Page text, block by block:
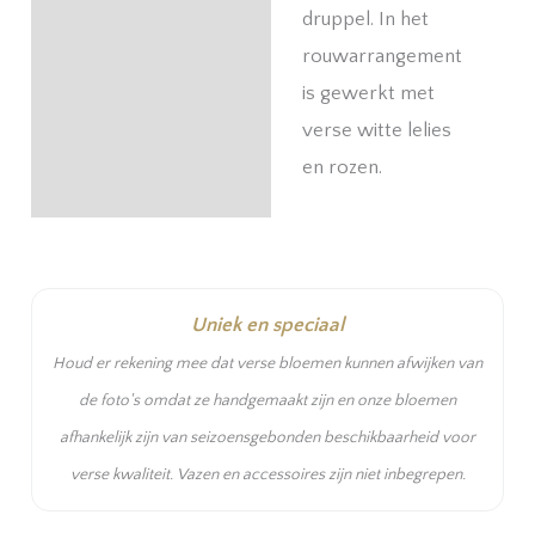
druppel. In het
rouwarrangement
is gewerkt met
verse witte lelies
en rozen.
Uniek en speciaal
Houd er rekening mee dat verse bloemen kunnen afwijken van
de foto's omdat ze handgemaakt zijn en onze bloemen
afhankelijk zijn van seizoensgebonden beschikbaarheid voor
verse kwaliteit. Vazen en accessoires zijn niet inbegrepen.